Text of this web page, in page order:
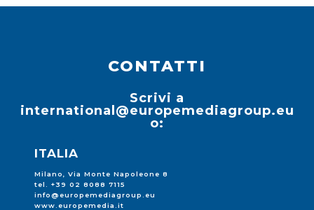
CONTATTI
Scrivi a
international@europemediagroup.eu
o:
ITALIA
Milano, Via Monte Napoleone 8
tel. +39 02 8088 7115
info@europemediagroup.eu
www.europemedia.it